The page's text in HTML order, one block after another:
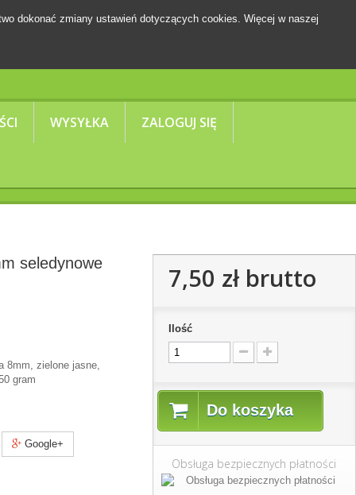
WYSYŁKA ZALOGUJ SIĘ
dokonać zmiany ustawień dotyczących cookies. Więcej w naszej
seledynowe
8mm, zielone jasne,
gram
Google+
7,50 złbrutto
Ilość
Do koszyka
Obsługa bezpiecznych płatności